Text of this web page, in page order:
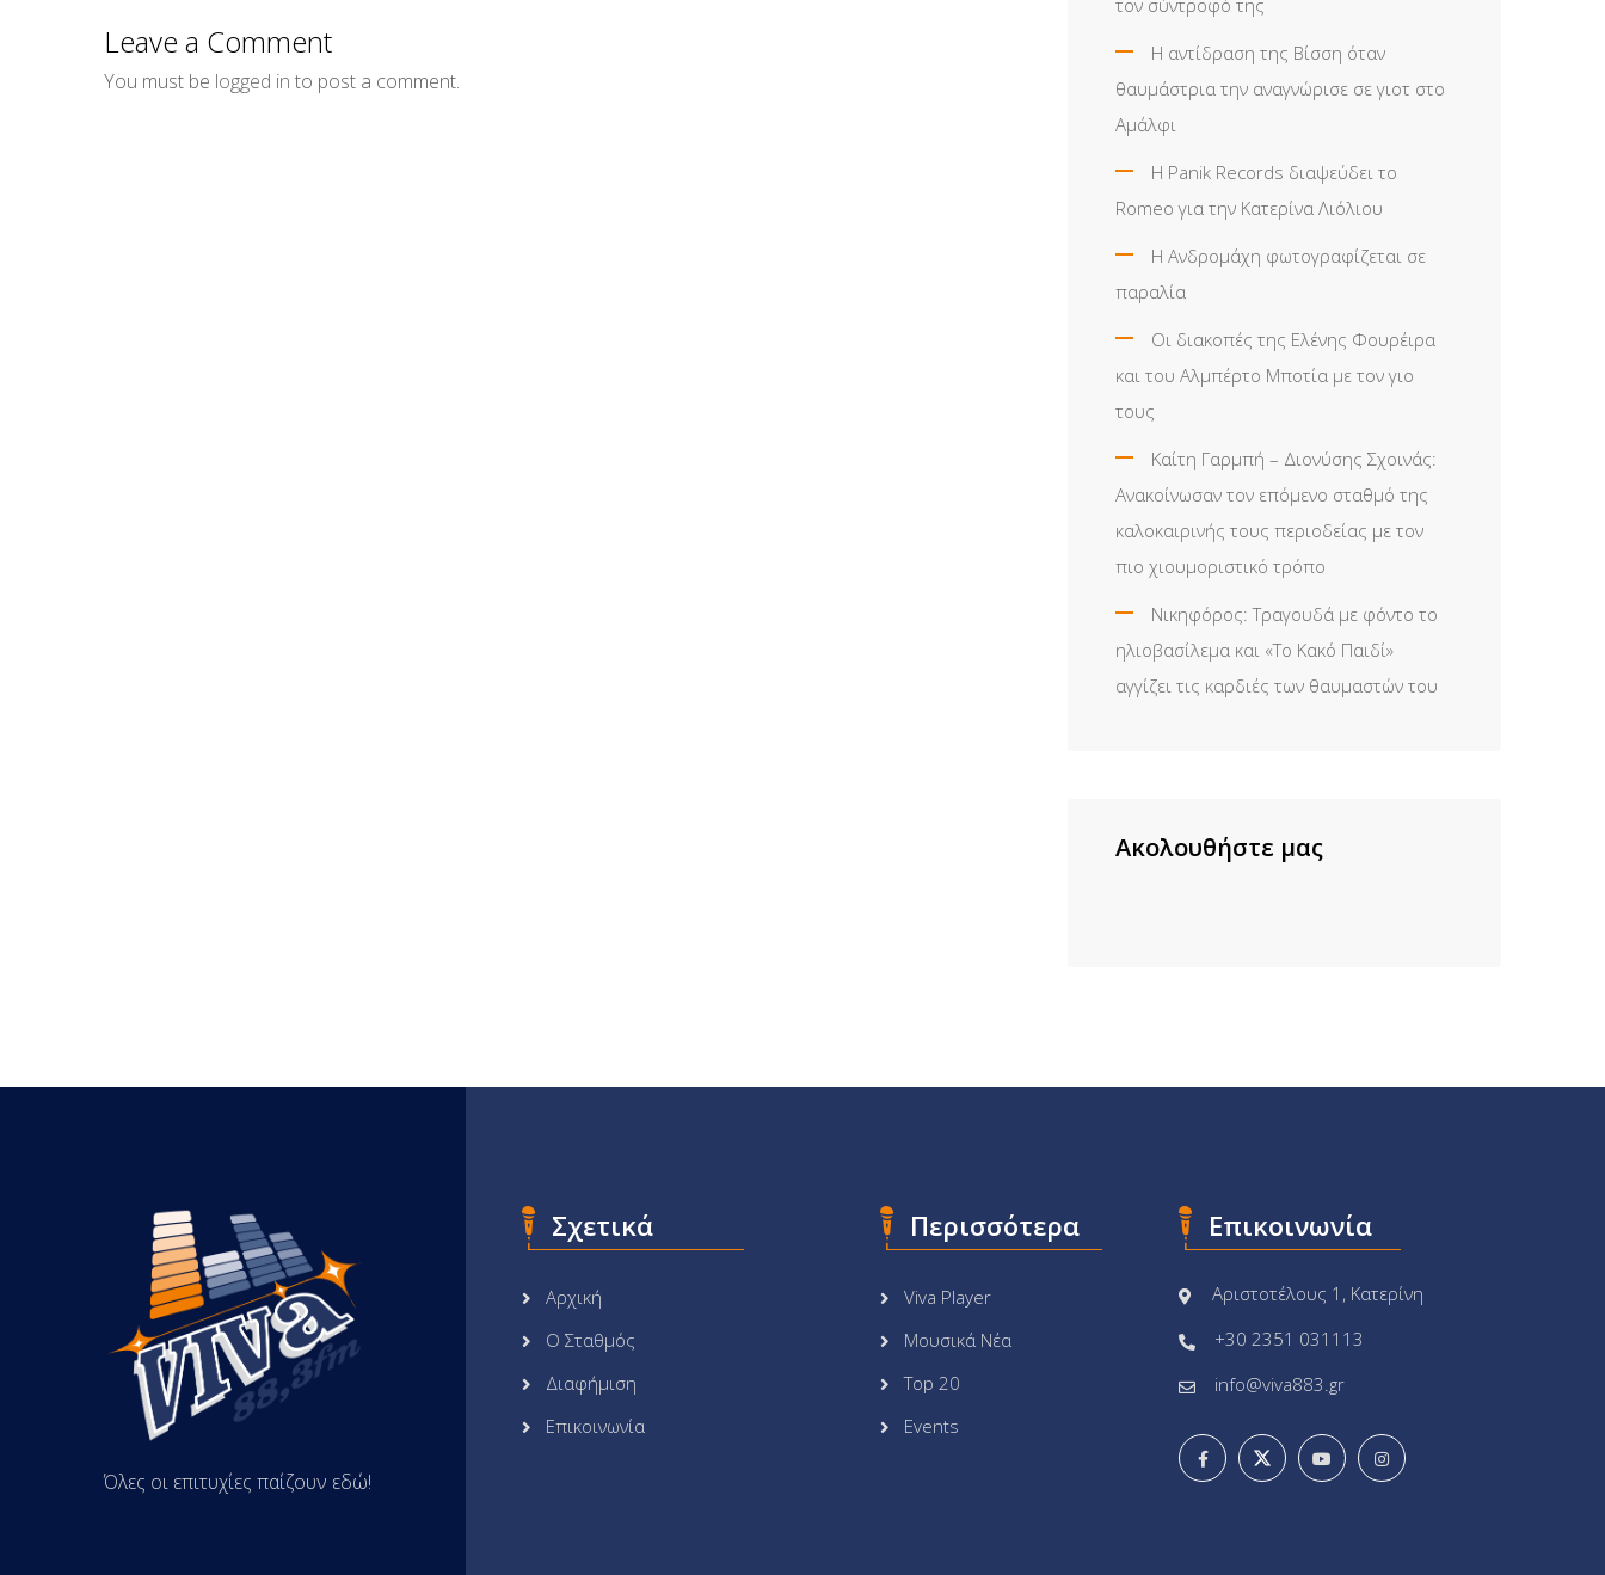
Leave a Comment
You must be logged in to post a comment.
τον σύντροφό της
Η αντίδραση της Βίσση όταν
θαυμάστρια την αναγνώρισε σε γιοτ στο
Αμάλφι
Η Panik Records διαψεύδει το
Romeo για την Κατερίνα Λιόλιου
Η Ανδρομάχη φωτογραφίζεται σε
παραλία
Οι διακοπές της Ελένης Φουρέιρα
και του Αλμπέρτο Μποτία με τον γιο
τους
Καίτη Γαρμπή – Διονύσης Σχοινάς:
Ανακοίνωσαν τον επόμενο σταθμό της
καλοκαιρινής τους περιοδείας με τον
πιο χιουμοριστικό τρόπο
Νικηφόρος: Τραγουδά με φόντο το
ηλιοβασίλεμα και «Το Κακό Παιδί»
αγγίζει τις καρδιές των θαυμαστών του
Ακολουθήστε μας
Όλες οι επιτυχίες παίζουν εδώ!
Σχετικά
Αρχική
Ο Σταθμός
Διαφήμιση
Επικοινωνία
Περισσότερα
Viva Player
Μουσικά Νέα
Top 20
Events
Επικοινωνία
Αριστοτέλους 1, Κατερίνη
+30 2351 031113
info@viva883.gr